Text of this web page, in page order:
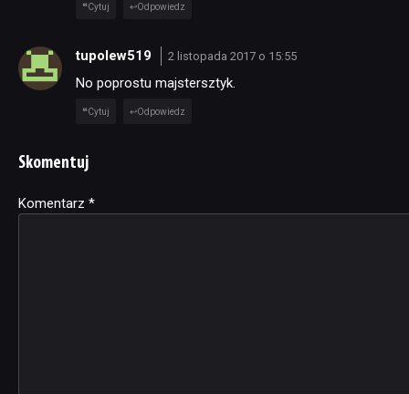
Cytuj Odpowiedz
tupolew519 2 listopada 2017 o 15:55
No poprostu majstersztyk.
Cytuj Odpowiedz
Skomentuj
Komentarz *
Alternative: